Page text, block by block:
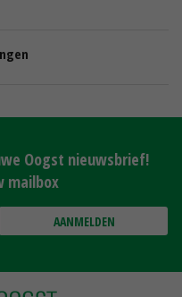
Oogst nieuwsbrief!
mailbox
AANMELDEN